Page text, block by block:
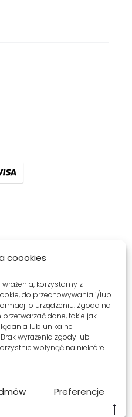
coookies
korzystamy z
do przechowywania i/lub
o urządzeniu. Zgoda na
dane, takie jak
lub unikalne
wyrażenia zgody lub
wpłynąć na niektóre
Preferencje